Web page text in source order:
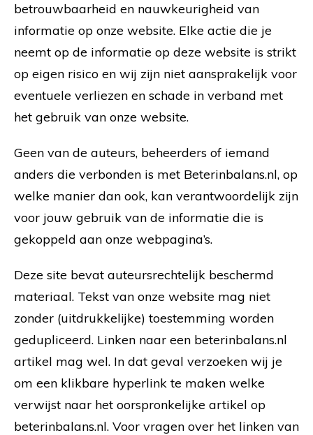
betrouwbaarheid en nauwkeurigheid van
informatie op onze website. Elke actie die je
neemt op de informatie op deze website is strikt
op eigen risico en wij zijn niet aansprakelijk voor
eventuele verliezen en schade in verband met
het gebruik van onze website.
Geen van de auteurs, beheerders of iemand
anders die verbonden is met Beterinbalans.nl, op
welke manier dan ook, kan verantwoordelijk zijn
voor jouw gebruik van de informatie die is
gekoppeld aan onze webpagina’s.
Deze site bevat auteursrechtelijk beschermd
materiaal. Tekst van onze website mag niet
zonder (uitdrukkelijke) toestemming worden
gedupliceerd. Linken naar een beterinbalans.nl
artikel mag wel. In dat geval verzoeken wij je
om een klikbare hyperlink te maken welke
verwijst naar het oorspronkelijke artikel op
beterinbalans.nl. Voor vragen over het linken van